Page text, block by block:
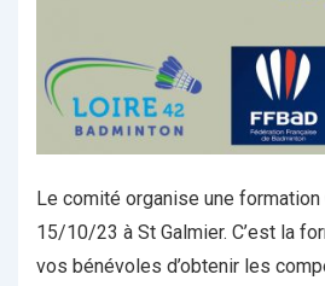
Le comité organise une
15/10/23 à St Galmier. C’est la
vos bénévoles d’obtenir les